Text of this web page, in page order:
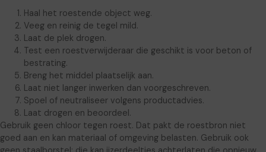
Haal het roestende object weg.
Veeg en reinig de tegel mild.
Laat de plek drogen.
Test een roestverwijderaar die geschikt is voor beton of
bestrating.
Breng het middel plaatselijk aan.
Laat niet langer inwerken dan voorgeschreven.
Spoel of neutraliseer volgens productadvies.
Laat drogen en beoordeel.
Gebruik geen chloor tegen roest. Dat pakt de roestbron niet
goed aan en kan materiaal of omgeving belasten. Gebruik ook